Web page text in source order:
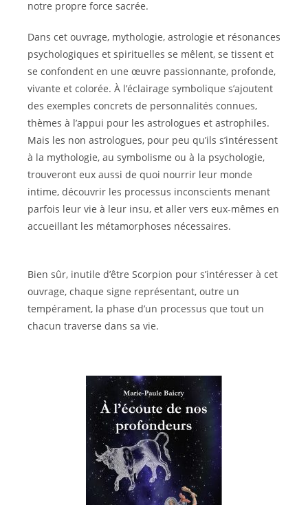
notre propre force sacrée.
Dans cet ouvrage, mythologie, astrologie et résonances
psychologiques et spirituelles se mêlent, se tissent et
se confondent en une œuvre passionnante, profonde,
vivante et colorée. À l’éclairage symbolique s’ajoutent
des exemples concrets de personnalités connues,
thèmes à l’appui pour les astrologues et astrophiles.
Mais les non astrologues, pour peu qu’ils s’intéressent
à la mythologie, au symbolisme ou à la psychologie,
trouveront eux aussi de quoi nourrir leur monde
intime, découvrir les processus inconscients menant
parfois leur vie à leur insu, et aller vers eux-mêmes en
accueillant les métamorphoses nécessaires.
Bien sûr, inutile d’être Scorpion pour s’intéresser à cet
ouvrage, chaque signe représentant, outre un
tempérament, la phase d’un processus que tout un
chacun traverse dans sa vie.